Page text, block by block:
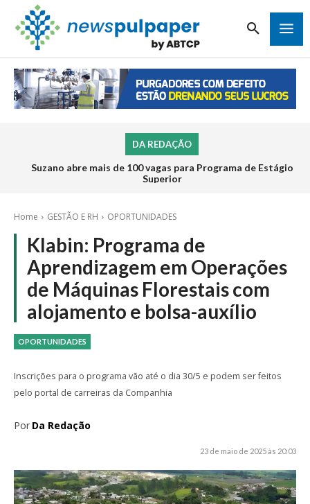
DA REDAÇÃO
Suzano abre mais de 100 vagas para Programa de Estágio
Superior
Home GESTÃO E RH OPORTUNIDADES
Klabin: Programa de
Aprendizagem em Operações
de Máquinas Florestais com
alojamento e bolsa-auxílio
OPORTUNIDADES
Inscrições para o programa vão até o dia 30/5 e podem ser feitos
pelo portal de carreiras da Companhia
Por Da Redação
23 de maio de 2025 às 20:03